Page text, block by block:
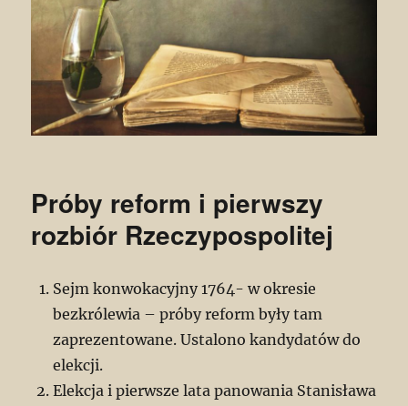
Próby reform i pierwszy
rozbiór Rzeczypospolitej
Sejm konwokacyjny 1764- w okresie
bezkrólewia – próby reform były tam
zaprezentowane. Ustalono kandydatów do
elekcji.
Elekcja i pierwsze lata panowania Stanisława